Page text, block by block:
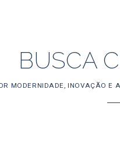
BUSCA
MODERNIDADE, INOVAÇÃO E